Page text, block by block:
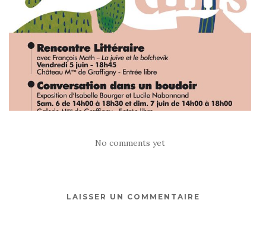
No comments yet
LAISSER UN COMMENTAIRE